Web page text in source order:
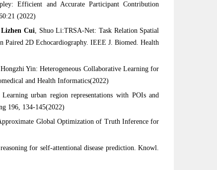
Efficient and Accurate Participant Contribution
(2022)
Lizhen Cui, Shuo Li:TRSA-Net: Task Relation Spatial
2D Echocardiography. IEEE J. Biomed. Health
Yin: Heterogeneous Collaborative Learning for
and Health Informatics(2022)
urban region representations with POIs and
196, 134-145(2022)
Global Optimization of Truth Inference for
for self-attentional disease prediction. Knowl.